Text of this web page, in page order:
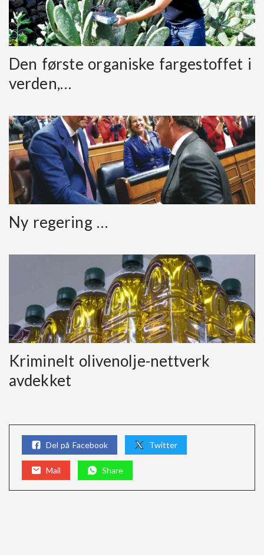
Den første organiske fargestoffet i
verden,…
Ny regering …
Kriminelt olivenolje-nettverk
avdekket
Del på Facebook Twitter
Mail Share